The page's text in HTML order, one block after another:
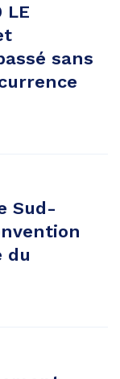
LE
sans
Sud-
du